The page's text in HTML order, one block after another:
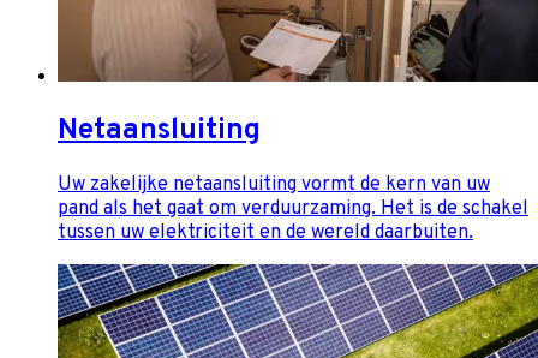
Netaansluiting
Uw zakelijke netaansluiting vormt de kern van uw
pand als het gaat om verduurzaming. Het is de schakel
tussen uw elektriciteit en de wereld daarbuiten.